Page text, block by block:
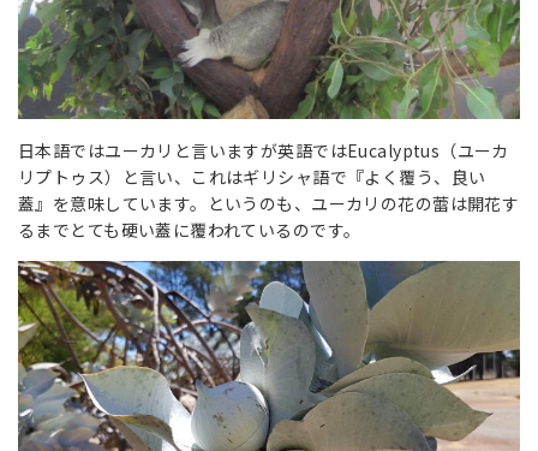
日本語ではユーカリと言いますが英語ではEucalyptus（ユーカ
リプトゥス）と言い、これはギリシャ語で『よく覆う、良い
蓋』を意味しています。というのも、ユーカリの花の蕾は開花す
るまでとても硬い蓋に覆われているのです。